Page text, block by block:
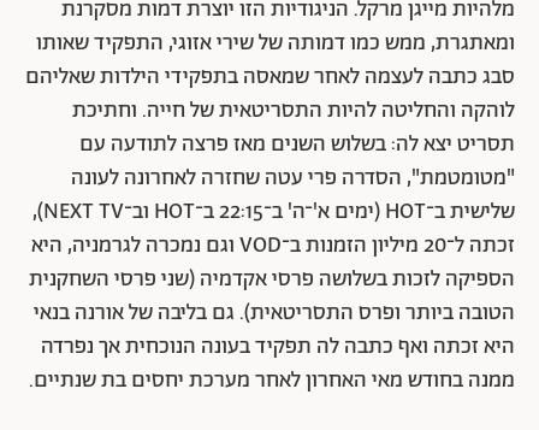
מלהיות מייגן מרקל. הניגודיות הזו יוצרת דמות מסקרנת
ומאתגרת, ממש כמו דמותה של שירי אזוגי, התפקיד שאותו
סבג כתבה לעצמה לאחר שמאסה בתפקידי הילדות שאליהם
לוהקה והחליטה להיות התסריטאית של חייה. וחתיכת
תסריט יצא לה: בשלוש השנים מאז פרצה לתודעה עם
"מטומטמת", הסדרה פרי עטה שחזרה לאחרונה לעונה
שלישית ב־HOT (ימים א'־ה' ב־22:15 ב־HOT וב־NEXT TV),
זכתה ל־20 מיליון הזמנות ב־VOD וגם נמכרה לגרמניה, היא
הספיקה לזכות בשלושה פרסי אקדמיה (שני פרסי השחקנית
הטובה ביותר ופרס התסריטאית). גם בליבה של אורנה בנאי
היא זכתה ואף כתבה לה תפקיד בעונה הנוכחית אך נפרדה
ממנה בחודש מאי האחרון לאחר מערכת יחסים בת שנתיים.